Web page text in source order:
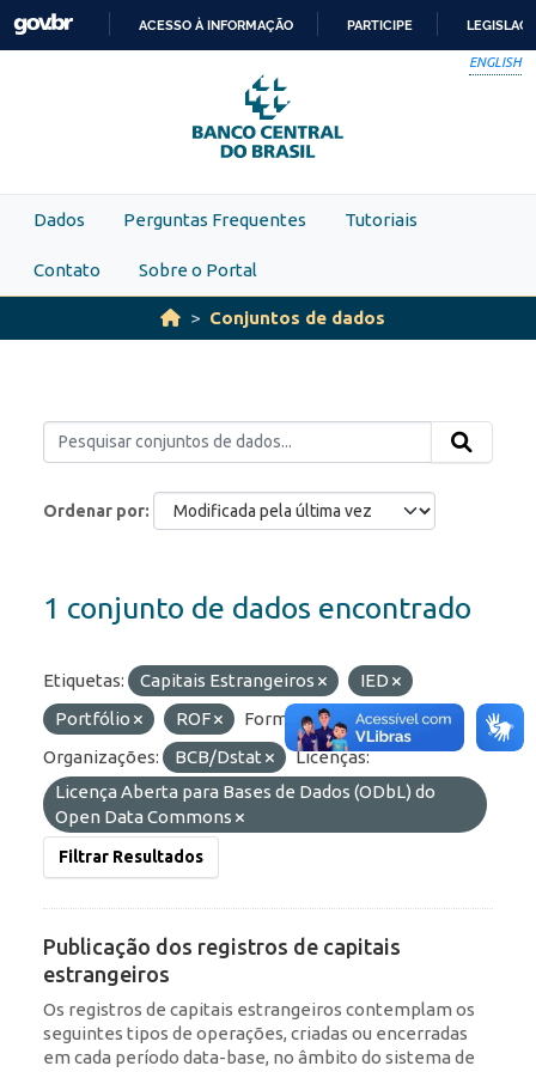
Skip to main content
PARA
O
CONTEÚDO
ACESSO À INFORMAÇÃO PARTICIPE
ENGLISH
Dados Perguntas Frequentes Tutoriais
Contato Sobre o Portal
Conjuntos de dados
Ordenar por
1 conjunto de dados encontrado
Etiquetas: Capitais Estrangeiros
IED
Portfólio
ROF Formatos:
API
Organizações:
BCB/Dstat
Licenças:
Licença Aberta para Bases de Dados (ODbL) do
Open Data Commons
Filtrar Resultados
Publicação dos registros de capitais
estrangeiros
Os registros de capitais estrangeiros contemplam os
seguintes tipos de operações, criadas ou encerradas
em cada período data-base, no âmbito do sistema de